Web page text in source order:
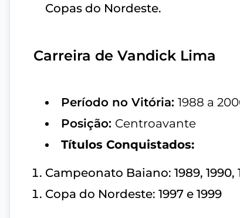
Copas do Nordeste.
Carreira de Vandick Lima
Período no Vitória: 1988 a
Posição: Centroavante
Títulos Conquistados:
Campeonato Baiano: 1989, 1990,
Copa do Nordeste: 1997 e 1999